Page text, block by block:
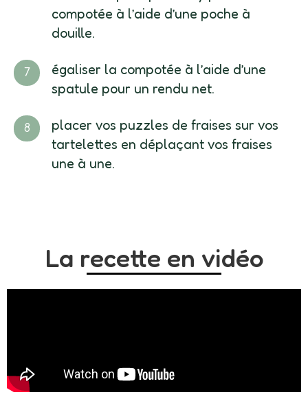
compotée à l’aide d’une poche à
douille.
égaliser la compotée à l’aide d’une
spatule pour un rendu net.
placer vos puzzles de fraises sur vos
tartelettes en déplaçant vos fraises
une à une.
La recette en vidéo